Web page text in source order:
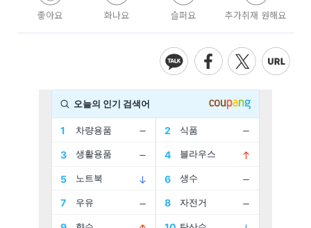
좋아요 화나요 슬퍼요 추가취재 원해요